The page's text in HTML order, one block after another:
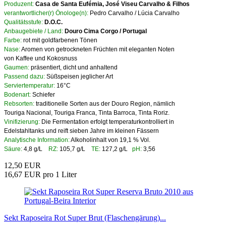
Produzent: Casa de Santa Eufémia, José Viseu Carvalho & Filhos
verantwortlicher(r) Önologe(n): Pedro Carvalho / Lúcia Carvalho
Qualitätsstufe: D.O.C.
Anbaugebiete / Land: Douro Cima Corgo / Portugal
Farbe: rot mit goldfarbenen Tönen
Nase:Aromen von getrockneten Früchten mit eleganten Noten
von Kaffee und Kokosnuss
Gaumen: präsentiert, dicht und anhaltend
Passend dazu: Süßspeisen jeglicher Art
Serviertemperatur: 16°C
Bodenart: Schiefer
Rebsorten: traditionelle Sorten aus der Douro Region, nämlich
Touriga Nacional, Touriga Franca, Tinta Barroca, Tinta Roriz.
Vinifizierung: Die Fermentation erfolgt temperaturkontrolliert in
Edelstahltanks und reift sieben Jahre im kleinen Fässern
Analytische Information:Alkoholinhalt von 19,1 % Vol.
Säure: 4,8 g/L RZ: 105,7 g/L TE: 127,2 g/L pH: 3,56
12,50 EUR
16,67 EUR pro 1 Liter
Sekt Raposeira Rot Super Brut (Flaschengärung)...